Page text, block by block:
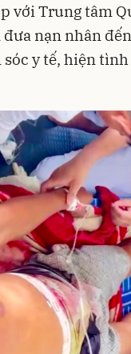
với Trung tâm
nạn nhân
y tế, hiện